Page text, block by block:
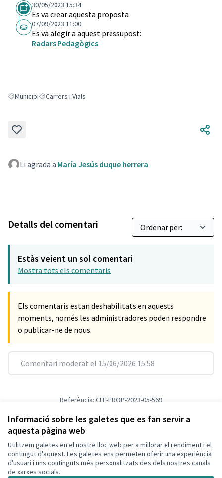
Informació sobre les galetes que es fan servir a
aquesta pàgina web
Utilitzem galetes en el nostre lloc web per a millorar el rendiment i el
contingut d'aquest. Les galetes ens permeten oferir una experiència
d'usuari i uns continguts més personalitzats des dels nostres canals
de xarxes socials.
30/05/2023 15:34
Es va crear aquesta proposta
07/09/2023 11:00
Es va afegir a aquest pressupost:
Radars Pedagògics
Resultats en filtrar per: Municipi
MunicipiResultats en filtrar per: Carrers i Vials
Carrers i Vials
Li agrada a María Jesús duque herrera
Detalls del comentari
Estàs veient un sol comentari
Mostra tots els comentaris
Els comentaris estan deshabilitats en aquests
moments, només les administradores poden respondre
o publicar-ne de nous.
Comentari moderat el 15/06/2026 15:58
Referència: CLF-PROP-2023-05-569
Verifica l'empremta digital
Termes i condicions d'ús
Configuració de les galetes
Decidim Calafell a X
Decidim Calafell a Facebook
Decidim Calafell a YouTube
Decidim Calafell a GitHub